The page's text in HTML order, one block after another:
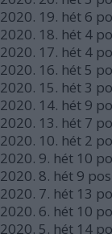
2020. 19. hét 6
2020. 18. hét 4
2020. 17. hét 4
2020. 16. hét 5
2020. 15. hét 3
2020. 14. hét 9
2020. 13. hét 7
2020. 10. hét 2
2020. 9. hét 10
2020. 8. hét 9
2020. 7. hét 13
2020. 6. hét 10
2020. 5. hét 14